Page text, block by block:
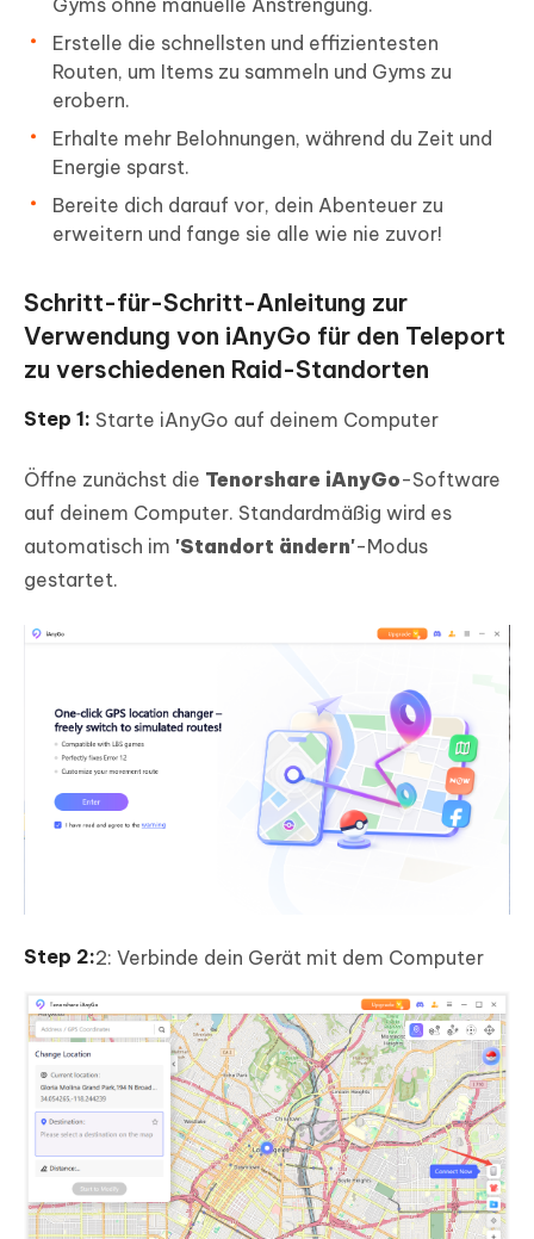
Erstelle die schnellsten und effizientesten
Routen, um Items zu sammeln und Gyms zu
erobern.
Erhalte mehr Belohnungen, während du Zeit und
Energie sparst.
Bereite dich darauf vor, dein Abenteuer zu
erweitern und fange sie alle wie nie zuvor!
Schritt-für-Schritt-Anleitung zur
Verwendung von iAnyGo für den Teleport
zu verschiedenen Raid-Standorten
Starte iAnyGo auf deinem Computer
Öffne zunächst die Tenorshare iAnyGo-Software
auf deinem Computer. Standardmäßig wird es
automatisch im 'Standort ändern'-Modus
gestartet.
2: Verbinde dein Gerät mit dem Computer